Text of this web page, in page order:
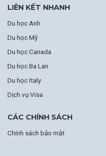
LIÊN KẾT NHANH
Du học Anh
Du học Mỹ
Du học Canada
Du học Ba Lan
Du học Italy
Dịch vụ Visa
CÁC CHÍNH SÁCH
Chính sách bảo mật